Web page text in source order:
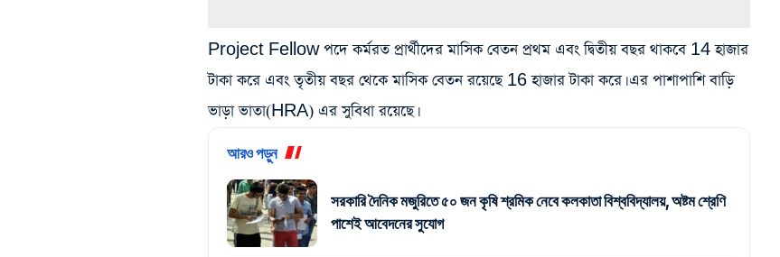
Project Fellow পদে কর্মরত প্রার্থীদের মাসিক বেতন প্রথম এবং দ্বিতীয় বছর থাকবে 14 হাজার
টাকা করে এবং তৃতীয় বছর থেকে মাসিক বেতন রয়েছে 16 হাজার টাকা করে। এর পাশাপাশি বাড়ি
ভাড়া ভাতা(HRA) এর সুবিধা রয়েছে।
আরও পড়ুন
সরকারি দৈনিক মজুরিতে ৫০ জন কৃষি শ্রমিক নেবে কলকাতা বিশ্ববিদ্যালয়, অষ্টম শ্রেণি
পাশেই আবেদনের সুযোগ